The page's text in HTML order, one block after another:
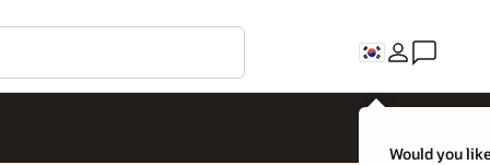
you like to visit an Oracle country site closer to you?